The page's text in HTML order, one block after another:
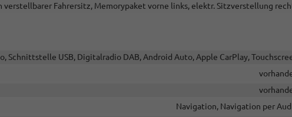
verstellbarer Fahrersitz, Memorypaket vorne links, elektr. Sitzverstellung
Schnittstelle USB, Digitalradio DAB, Android Auto, Apple CarPlay,
Navigation, Navigation per